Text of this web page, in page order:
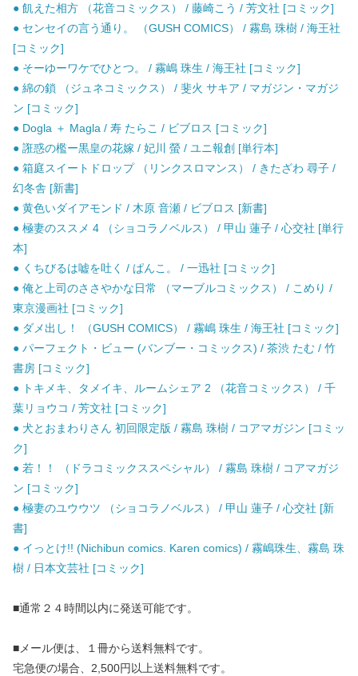
● 飢えた相方 （花音コミックス） / 藤崎こう / 芳文社 [コミック]
● センセイの言う通り。 （GUSH COMICS） / 霧島 珠樹 / 海王社
[コミック]
● そーゆーワケでひとつ。 / 霧嶋 珠生 / 海王社 [コミック]
● 綿の鎖 （ジュネコミックス） / 斐火 サキア / マガジン・マガジ
ン [コミック]
● Dogla ＋ Magla / 寿 たらこ / ビブロス [コミック]
● 誑惑の檻ー黒皇の花嫁 / 妃川 螢 / ユニ報創 [単行本]
● 箱庭スイートドロップ （リンクスロマンス） / きたざわ 尋子 /
幻冬舎 [新書]
● 黄色いダイアモンド / 木原 音瀬 / ビブロス [新書]
● 極妻のススメ 4 （ショコラノベルス） / 甲山 蓮子 / 心交社 [単行
本]
● くちびるは嘘を吐く / ぱんこ。 / 一迅社 [コミック]
● 俺と上司のささやかな日常 （マーブルコミックス） / こめり /
東京漫画社 [コミック]
● ダメ出し！ （GUSH COMICS） / 霧嶋 珠生 / 海王社 [コミック]
● パーフェクト・ビュー (バンブー・コミックス) / 茶渋 たむ / 竹
書房 [コミック]
● トキメキ、タメイキ、ルームシェア 2 （花音コミックス） / 千
葉リョウコ / 芳文社 [コミック]
● 犬とおまわりさん 初回限定版 / 霧島 珠樹 / コアマガジン [コミッ
ク]
● 若！！ （ドラコミックススペシャル） / 霧島 珠樹 / コアマガジ
ン [コミック]
● 極妻のユウウツ （ショコラノベルス） / 甲山 蓮子 / 心交社 [新
書]
● イっとけ!! (Nichibun comics. Karen comics) / 霧嶋珠生、霧島 珠
樹 / 日本文芸社 [コミック]
■通常２４時間以内に発送可能です。
■メール便は、１冊から送料無料です。
宅急便の場合、2,500円以上送料無料です。